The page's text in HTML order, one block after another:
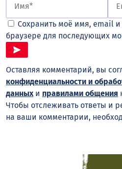
Сохранить моё имя, email и
браузере для последующих
Оставляя комментарий, вы
конфиденциальности и
данныхи правилами общения
Чтобы отслеживать ответы и
на ваши комментарии,